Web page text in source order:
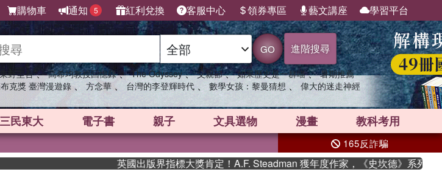
購物車 通知 5 紅利兌換 客服中心 領券專區 藝文講座 學習平台
GO 進階搜尋
東野圭吾 、 高希均教授回憶錄 、 The Odyssey 、 父親節 、 如果歷史是一群喵 、 暑期推薦
克獎 臺灣漫遊錄 、 方念華 、 台灣的李登輝時代 、 數學女孩：黎曼猜想 、 偉大的迷走神經
三民東大 電子書 親子 文具選物 漫畫 教科考用
165反詐騙
英國出版界指標大獎肯定！A.F. Steadman 獲年度作家，《史坎德》系列帶你踏